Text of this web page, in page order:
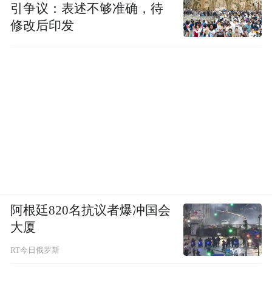
引争议：表述不够准确，待
修改后印发
阿根廷820名抗议者爆冲国会
大厦
RT今日俄罗斯